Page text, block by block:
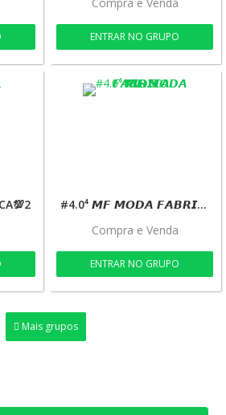
ENTRAR NO GRUPO
#4.0⁴ 𝙈𝙁 𝙈𝙊𝘿𝘼 𝙁𝘼𝘽𝙍𝙄𝘾𝘼 𝗞𝗜𝗗'𝗦
Compra e Venda
ENTRAR NO GRUPO
Mais grupos